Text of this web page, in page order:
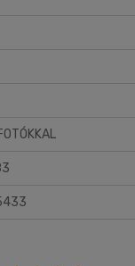
különösképpen és